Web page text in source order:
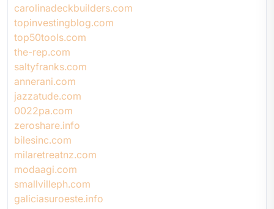
carolinadeckbuilders.com
topinvestingblog.com
top50tools.com
the-rep.com
saltyfranks.com
annerani.com
jazzatude.com
0022pa.com
zeroshare.info
bilesinc.com
milaretreatnz.com
modaagi.com
smallvilleph.com
galiciasuroeste.info